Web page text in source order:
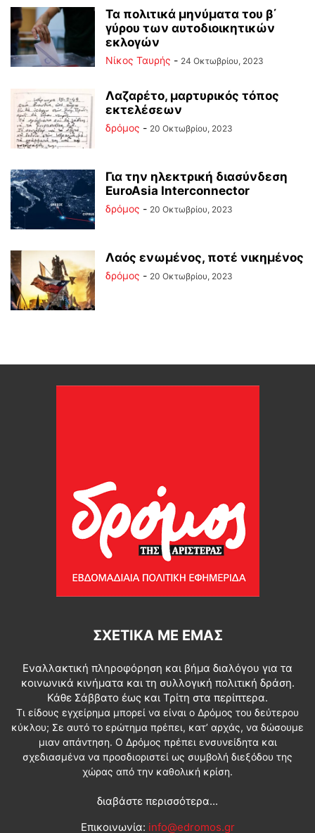
Τα πολιτικά μηνύματα του β΄
γύρου των αυτοδιοικητικών
εκλογών
Νίκος Ταυρής - 24 Οκτωβρίου, 2023
Λαζαρέτο, μαρτυρικός τόπος
εκτελέσεων
δρόμος - 20 Οκτωβρίου, 2023
Για την ηλεκτρική διασύνδεση
EuroAsia Interconnector
δρόμος - 20 Οκτωβρίου, 2023
Λαός ενωμένος, ποτέ νικημένος
δρόμος - 20 Οκτωβρίου, 2023
ΣΧΕΤΙΚΆ ΜΕ ΕΜΆΣ
Εναλλακτική πληροφόρηση και βήμα διαλόγου για τα
κοινωνικά κινήματα και τη συλλογική πολιτική δράση.
Κάθε Σάββατο έως και Τρίτη στα περίπτερα.
Τι είδους εγχείρημα μπορεί να είναι ο Δρόμος του δεύτερου
κύκλου; Σε αυτό το ερώτημα πρέπει, κατ’ αρχάς, να δώσουμε
μιαν απάντηση. Ο Δρόμος πρέπει ενσυνείδητα και
σχεδιασμένα να προσδιοριστεί ως συμβολή διεξόδου της
χώρας από την καθολική κρίση.
διαβάστε περισσότερα...
Επικοινωνία: info@edromos.gr